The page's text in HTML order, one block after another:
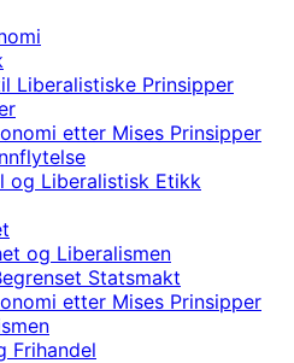
Liberalistiske Prinsipper
etter Mises Prinsipper
og Liberalistisk Etikk
og Liberalismen
Statsmakt
etter Mises Prinsipper
Frihandel